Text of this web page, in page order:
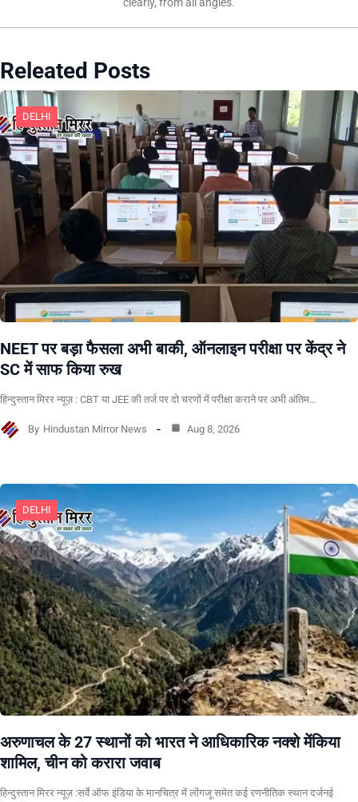
Releated Posts
DELHI
NEET पर बड़ा फैसला अभी बाकी, ऑनलाइन परीक्षा पर केंद्र ने
SC में साफ किया रुख
हिन्दुस्तान मिरर न्यूज़ : CBT या JEE की तर्ज पर दो चरणों में परीक्षा कराने पर अभी अंतिम…
By Hindustan Mirror News Aug 8, 2026
DELHI
अरुणाचल के 27 स्थानों को भारत ने आधिकारिक नक्शे मेंकिया
शामिल, चीन को करारा जवाब
हिन्दुस्तान मिरर न्यूज़ :सर्वे ऑफ इंडिया के मानचित्र में लोंगजू समेत कई रणनीतिक स्थान दर्जनई